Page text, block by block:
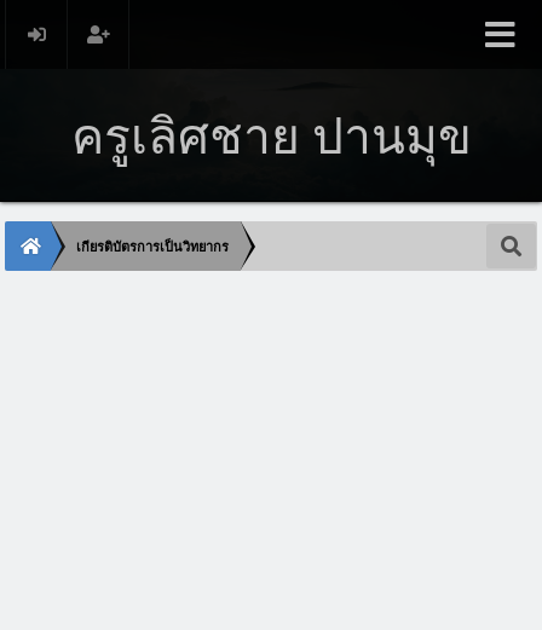
ครูเลิศชาย ปานมุข
เกียรติบัตรการเป็นวิทยากร